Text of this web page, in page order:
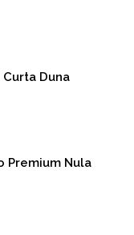
Duna
Premium Nula